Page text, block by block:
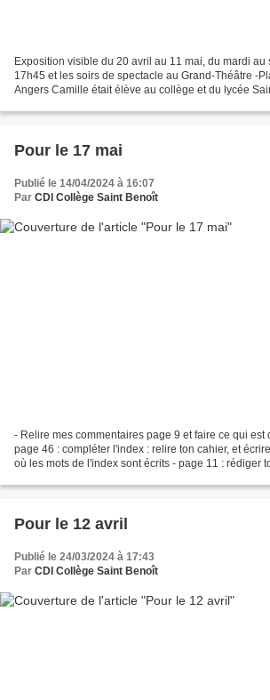
Exposition visible du 20 avril au 11 mai, du mardi au
17h45 et les soirs de spectacle au Grand-Théâtre -
Angers Camille était élève au collège et du lycée
Pour le 17 mai
Publié le 14/04/2024 à 16:07
Par CDI Collège Saint Benoît
- Relire mes commentaires page 9 et faire ce qui est
page 46 : compléter l'index : relire ton cahier, et
où les mots de l'index sont écrits - page 11 : rédiger
Pour le 12 avril
Publié le 24/03/2024 à 17:43
Par CDI Collège Saint Benoît